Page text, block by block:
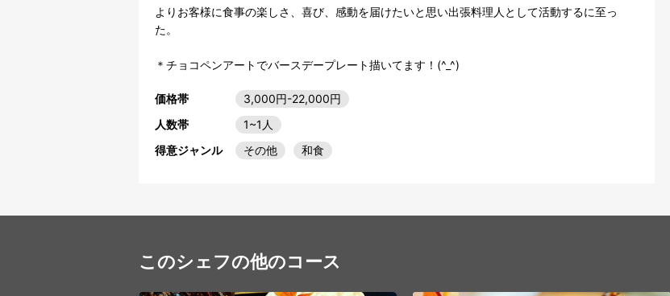
よりお客様に食事の楽しさ、喜び、感動を届けたいと思い出張料理人として活動するに至っ
た。
＊チョコペンアートでバースデープレート描いてます！(^_^)
価格帯
3,000円-22,000円
人数帯
1~1人
得意ジャンル
その他 和食
このシェフの他のコース